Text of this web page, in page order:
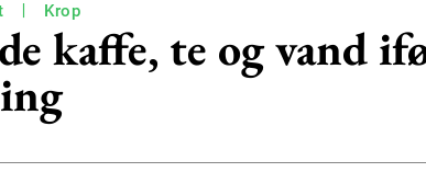
Krop
kaffe, te og vand